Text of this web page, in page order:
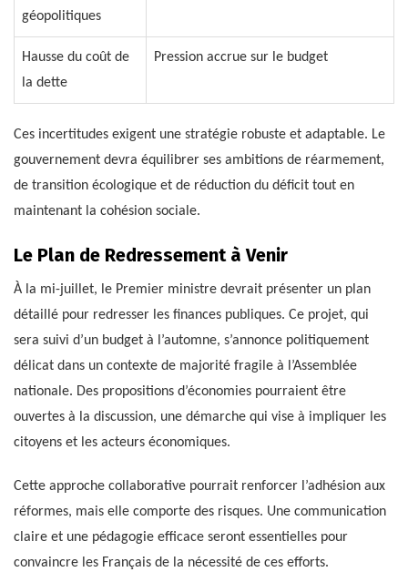
géopolitiques
Hausse du coût de
la dette
Pression accrue sur le budget
Ces incertitudes exigent une stratégie robuste et adaptable. Le
gouvernement devra équilibrer ses ambitions de réarmement,
de transition écologique et de réduction du déficit tout en
maintenant la cohésion sociale.
Le Plan de Redressement à Venir
À la mi-juillet, le Premier ministre devrait présenter un plan
détaillé pour redresser les finances publiques. Ce projet, qui
sera suivi d’un budget à l’automne, s’annonce politiquement
délicat dans un contexte de majorité fragile à l’Assemblée
nationale. Des propositions d’économies pourraient être
ouvertes à la discussion, une démarche qui vise à impliquer les
citoyens et les acteurs économiques.
Cette approche collaborative pourrait renforcer l’adhésion aux
réformes, mais elle comporte des risques. Une communication
claire et une pédagogie efficace seront essentielles pour
convaincre les Français de la nécessité de ces efforts.